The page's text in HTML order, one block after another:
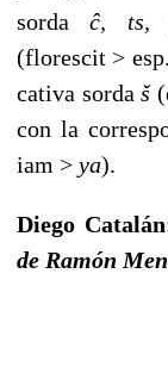
sorda
ĉ,
(florescit > esp.
cativa sordaš
con la
iam > ya).
Diego
de Ramón